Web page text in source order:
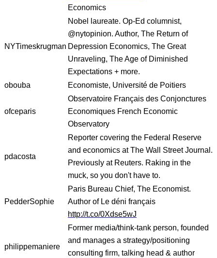
Economics
NYTimeskrugman
Nobel laureate. Op-Ed columnist,
@nytopinion. Author, The Return of
Depression Economics, The Great
Unraveling, The Age of Diminished
Expectations + more.
obouba
Economiste, Université de Poitiers
ofceparis
Observatoire Français des Conjonctures
Economiques French Economic
Observatory
pdacosta
Reporter covering the Federal Reserve
and economics at The Wall Street Journal.
Previously at Reuters. Raking in the
muck, so you don't have to.
PedderSophie
Paris Bureau Chief, The Economist.
Author of Le déni français
http://t.co/0Xdse5wJ
philippemaniere
Former media/think-tank person, founded
and manages a strategy/positioning
consulting firm, talking head & author